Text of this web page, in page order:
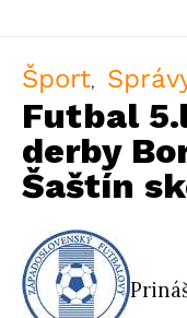
Šport
Futbal
derby
Šaštín